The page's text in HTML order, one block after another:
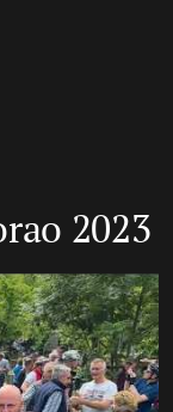
2023